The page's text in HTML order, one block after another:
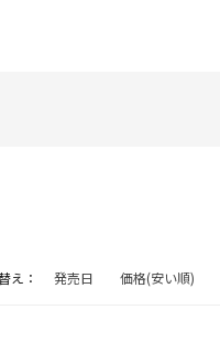
え： 発売日 価格(安い順)